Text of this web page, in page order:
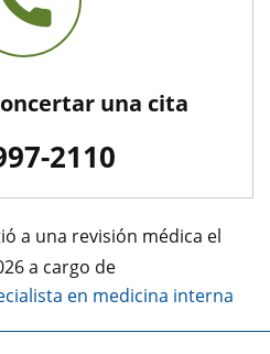
una cita
2110
a una revisión médica el
a cargo de
en medicina interna